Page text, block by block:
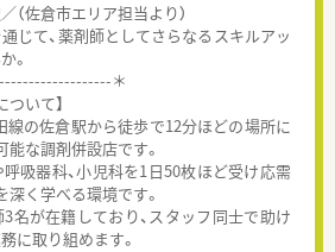
（佐倉市エリア担当より）
じて、薬剤師としてさらなるスキルアッ
。
＊
ついて】
の佐倉駅から徒歩で12分ほどの場所に
能な調剤併設店です。
吸器科、小児科を1日50枚ほど受け応需
深く学べる環境です。
が在籍しており、スタッフ同士で助け
に取り組めます。